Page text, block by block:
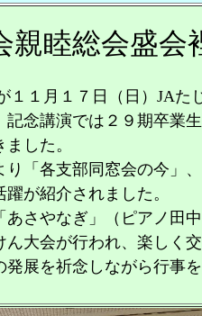
睦総会盛会
１１月１７日（日）JA
記念講演では２９期卒業
した。
「各支部同窓会の今」
が紹介されました。
さやなぎ」（ピアノ田
大会が行われ、楽しく
展を祈念しながら行事